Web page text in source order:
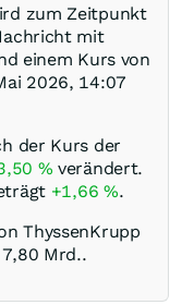
zum Zeitpunkt
mit
einem Kurs von
2026, 14:07
der Kurs der
% verändert.
+1,66 %.
ThyssenKrupp
Mrd..